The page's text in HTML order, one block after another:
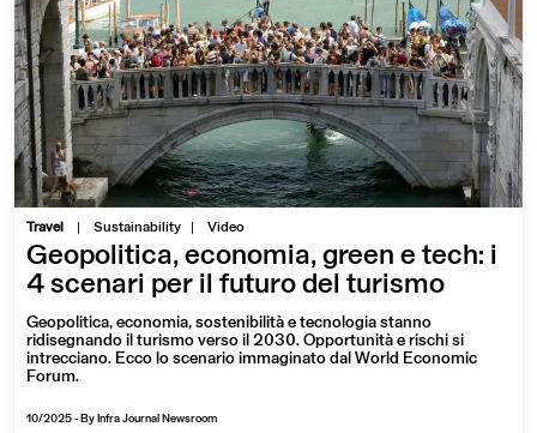
Travel | Sustainability Video
Geopolitica, economia, green e tech: i
4 scenari per il futuro del turismo
Geopolitica, economia, sostenibilità e tecnologia stanno
ridisegnando il turismo verso il 2030. Opportunità e rischi si
intrecciano. Ecco lo scenario immaginato dal World Economic
Forum.
10/2025 - By Infra Journal Newsroom